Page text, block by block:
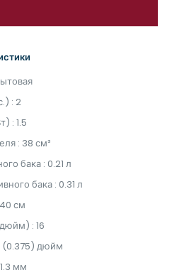
: 2
: 1.5
: 38 см³
бака : 0.21 л
бака : 0.31 л
см
: 16
(0.375) дюйм
мм